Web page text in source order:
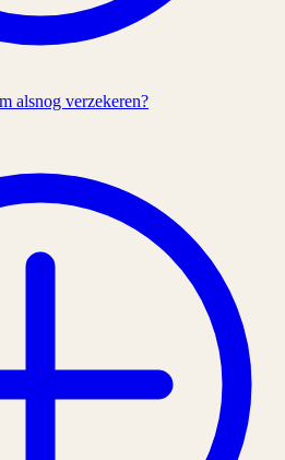
alsnog verzekeren?